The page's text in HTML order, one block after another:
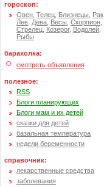
гороскоп:
Овен Телец Близнецы Рак
Лев Дева Весы Скорпион
Стрелец Козерог, Водолей
Рыбы
барахолка:
смотреть объявления
полезное:
RSS
Блоги планирующих
Блоги мам и их детей
сказки для детей
базальная температура
недели беременности
справочник:
лекарственные средства
заболевания